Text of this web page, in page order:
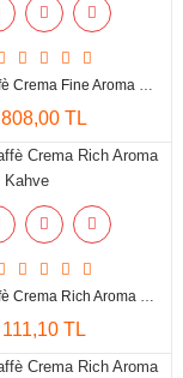
Tchibo Caffè Crema Fine Aroma 10'lu Kapsül Kahve
808,00 TL
Tchibo Caffè Crema Rich Aroma 10'lu Kapsül Kahve
111,10 TL